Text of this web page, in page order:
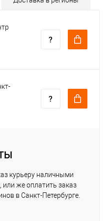
курьеру наличными
или же оплатить заказ
в Санкт-Петербурге.